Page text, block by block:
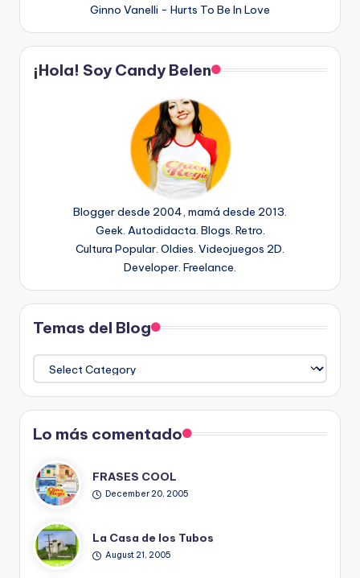
Ginno Vanelli - Hurts To Be In Love
¡Hola! Soy Candy Belen
Blogger desde 2004, mamá desde 2013.
Geek. Autodidacta. Blogs. Retro.
Cultura Popular. Oldies. Videojuegos 2D.
Developer. Freelance.
Temas del Blog
Temas
del
Blog
Lo más comentado
FRASES COOL
December 20, 2005
La Casa de los Tubos
August 21, 2005